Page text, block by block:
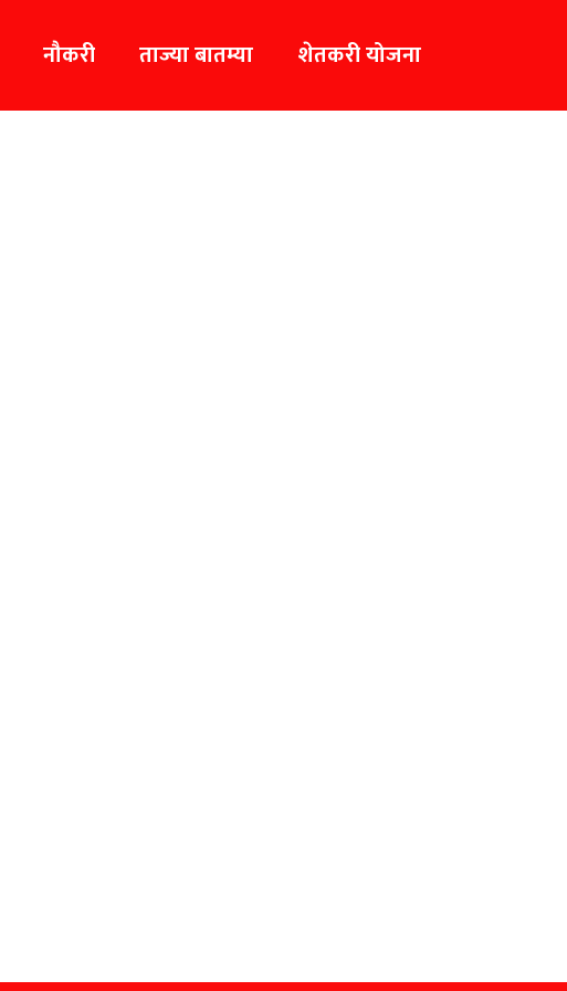
नौकरी ताज्या बातम्या शेतकरी योजना